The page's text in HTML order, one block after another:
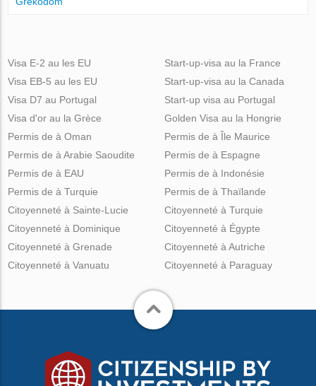
Visa E-2 au les EU
Visa EB-5 au les EU
Visa D7 au Portugal
Visa d'or au la Grèce
Start-up-visa au la France
Start-up-visa au la Canada
Start-up visa au Portugal
Golden Visa au la Hongrie
Permis de à Oman
Permis de à Arabie Saoudite
Permis de à EAU
Permis de à Turquie
Permis de à Île Maurice
Permis de à Espagne
Permis de à Indonésie
Permis de à Thaïlande
Citoyenneté à Sainte-Lucie
Citoyenneté à Dominique
Citoyenneté à Grenade
Citoyenneté à Vanuatu
Citoyenneté à Turquie
Citoyenneté à Égypte
Citoyenneté à Autriche
Citoyenneté à Paraguay